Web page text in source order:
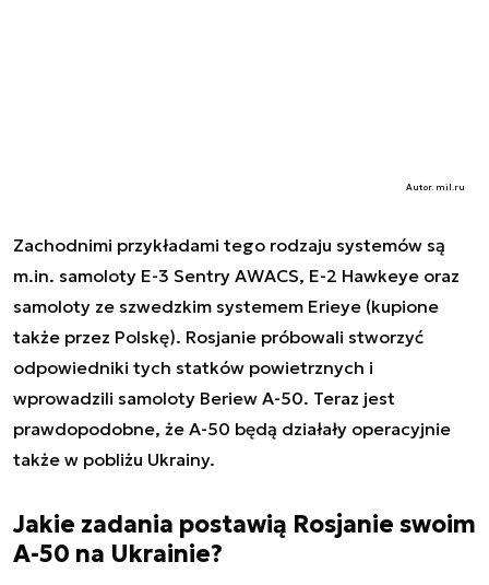
Autor. mil.ru
Zachodnimi przykładami tego rodzaju systemów są
m.in. samoloty E-3 Sentry AWACS, E-2 Hawkeye oraz
samoloty ze szwedzkim systemem Erieye (kupione
także przez Polskę). Rosjanie próbowali stworzyć
odpowiedniki tych statków powietrznych i
wprowadzili samoloty Beriew A-50. Teraz jest
prawdopodobne, że A-50 będą działały operacyjnie
także w pobliżu Ukrainy.
Jakie zadania postawią Rosjanie swoim
A-50 na Ukrainie?